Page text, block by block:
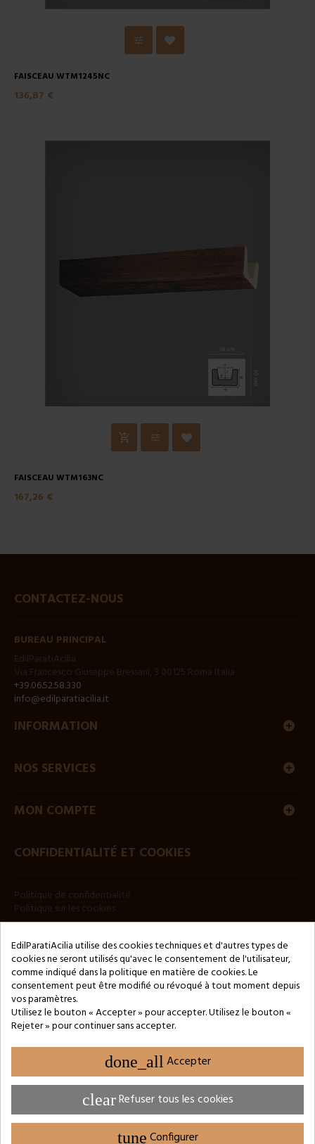
FAISCEAU WTM1245NC
136,87 €
FAISCEAU WTM163NC
167,26 €
CONTACTEZ-NOUS
BUREAU PRINCIPAL
+39.06.52.58.330
info@edilparatiacilia.it
INFORMATION
NOS SERVICES
MON COMPTE
CONFIDENTIALITÉ ET COOKIES
Copyright © 2024 by 3Enne s.r.l.s. P.IVA/C.F.: 13466181008
Numéro d'enregistrement REA : RM-1449325 - Registre du
Commerce de Rome
Website Developed by M.Borzacchini - TestSide
PARAMÈTRES DES COOKIES
EdilParatiAcilia utilise des cookies techniques et d'autres types de
cookies ne seront utilisés qu'avec le consentement de l'utilisateur,
comme indiqué dans la politique en matière de cookies. Le
consentement peut être modifié ou révoqué à tout moment depuis
vos paramètres.
Utilisez le bouton « Accepter » pour accepter. Utilisez le bouton «
Rejeter » pour continuer sans accepter.
done_all Accepter
clearRefuser tous les cookies
tuneConfigurer